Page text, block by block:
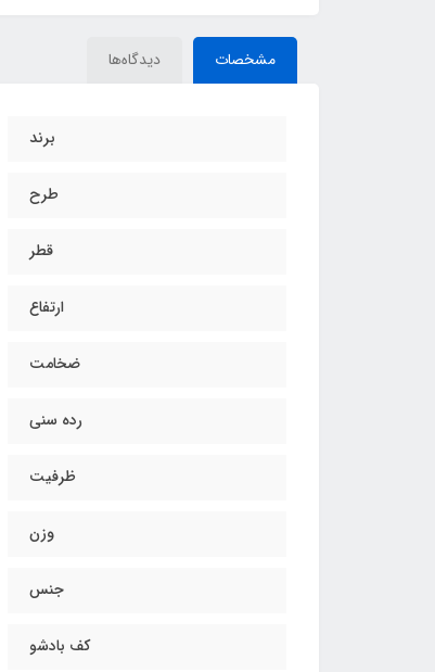
مشخصات دیدگاه‌ها
برند
طرح
قطر
ارتفاع
ضخامت
رده سنی
ظرفیت
وزن
جنس
کف بادشو